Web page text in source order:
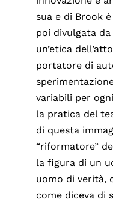
sua e di Brook
poi divulgata
un’etica
portatore di
variabili per
la pratica del
di questa
“riformatore”
la figura di un
uomo di verità,
come diceva di